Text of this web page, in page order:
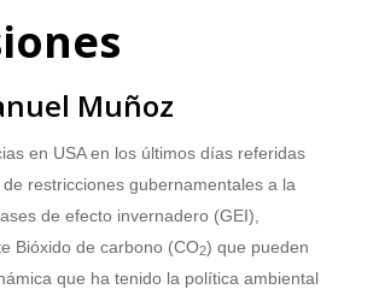
Muñoz
en USA en los últimos días referidas
restricciones gubernamentales a la
de efecto invernadero (GEI),
Bióxido de carbono (CO2) que pueden
que ha tenido la política ambiental